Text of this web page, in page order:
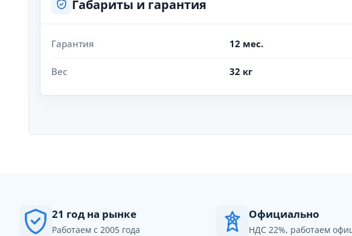
Габариты и гарантия
Гарантия 12 мес.
Вес 32 кг
21 год на рынке
Работаем с 2005 года
Официально
НДС 22%, работаем